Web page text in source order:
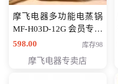
摩飞电器多功能电蒸锅
MF-H03D-12G 会员专享
价398元
598.00 库存98
摩飞电器专卖店